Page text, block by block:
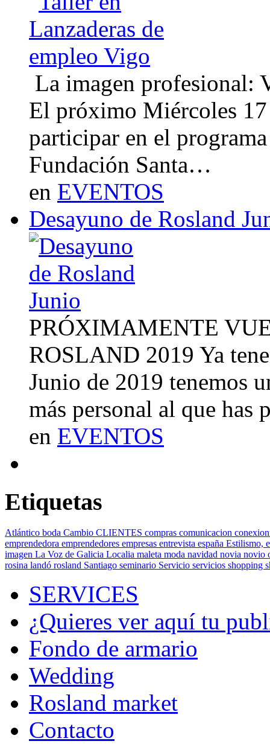
La imagen profesional:
El próximo Miércoles
participar en el
Fundación Santa…
en EVENTOS
Desayuno de Rosland
PRÓXIMAMENTE
ROSLAND 2019 Ya
Junio de 2019 tenemos
más personal al que
en EVENTOS
Etiquetas
Atlántico boda Cambio CLIENTES compras comunicacion
emprendedora emprendedores empresas entrevista españa Estilismo,
imagen La Voz de Galicia Localia maleta moda navidad novia novio
rosina landó rosland Santiago seminario Servicio servicios shopping
SERVICES
¿Quieres ver aquí tu
Fondo de armario
Wedding
Rosland market
Contacto